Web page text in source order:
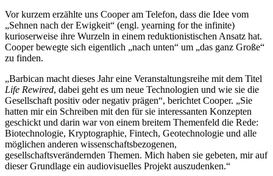
Vor kurzem erzählte uns Cooper am Telefon, dass die Idee vom
„Sehnen nach der Ewigkeit“ (engl. yearning for the infinite)
kurioserweise ihre Wurzeln in einem reduktionistischen Ansatz hat.
Cooper bewegte sich eigentlich „nach unten“ um „das ganz Große“
zu finden.
„Barbican macht dieses Jahr eine Veranstaltungsreihe mit dem Titel
Life Rewired, dabei geht es um neue Technologien und wie sie die
Gesellschaft positiv oder negativ prägen“, berichtet Cooper. „Sie
hatten mir ein Schreiben mit den für sie interessanten Konzepten
geschickt und darin war von einem breitem Themenfeld die Rede:
Biotechnologie, Kryptographie, Fintech, Geotechnologie und alle
möglichen anderen wissenschaftsbezogenen,
gesellschaftsverändernden Themen. Mich haben sie gebeten, mir auf
dieser Grundlage ein audiovisuelles Projekt auszudenken.“